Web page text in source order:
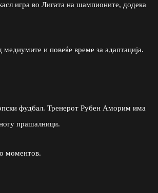
игра во Лигата на шампионите, додека
и повеќе време за адаптација.
фудбал. Тренерот Рубен Аморим има
прашалници.
моментов.